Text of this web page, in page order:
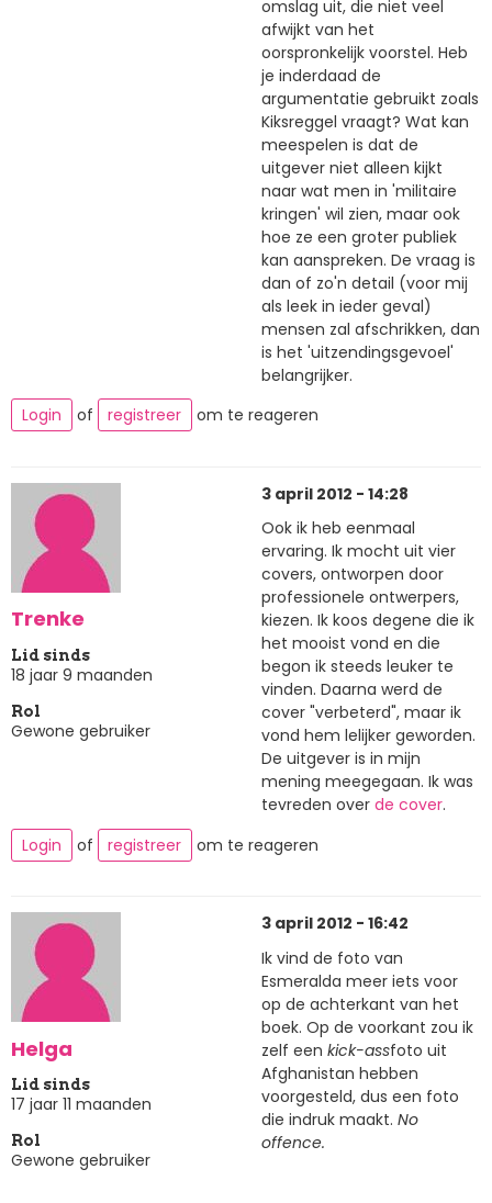
omslag uit, die niet veel
afwijkt van het
oorspronkelijk voorstel. Heb
je inderdaad de
argumentatie gebruikt zoals
Kiksreggel vraagt? Wat kan
meespelen is dat de
uitgever niet alleen kijkt
naar wat men in 'militaire
kringen' wil zien, maar ook
hoe ze een groter publiek
kan aanspreken. De vraag is
dan of zo'n detail (voor mij
als leek in ieder geval)
mensen zal afschrikken, dan
is het 'uitzendingsgevoel'
belangrijker.
Login
of registreer om te reageren
Trenke
Lid sinds
18 jaar 9 maanden
Rol
Gewone gebruiker
3 april 2012 - 14:28
Ook ik heb eenmaal
ervaring. Ik mocht uit vier
covers, ontworpen door
professionele ontwerpers,
kiezen. Ik koos degene die ik
het mooist vond en die
begon ik steeds leuker te
vinden. Daarna werd de
cover "verbeterd", maar ik
vond hem lelijker geworden.
De uitgever is in mijn
mening meegegaan. Ik was
tevreden over de cover.
Login
of registreer om te reageren
Helga
Lid sinds
17 jaar 11 maanden
Rol
Gewone gebruiker
3 april 2012 - 16:42
Ik vind de foto van
Esmeralda meer iets voor
op de achterkant van het
boek. Op de voorkant zou ik
zelf een kick-assfoto uit
Afghanistan hebben
voorgesteld, dus een foto
die indruk maakt. No
offence.